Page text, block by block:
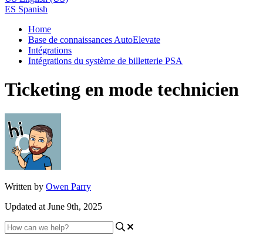
ES Spanish
Home
Base de connaissances AutoElevate
Intégrations
Intégrations du système de billetterie PSA
Ticketing en mode technicien
Written by Owen Parry
Updated at June 9th, 2025